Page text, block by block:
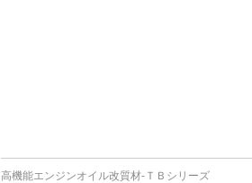
高機能エンジンオイル改質材-ＴＢシリーズ